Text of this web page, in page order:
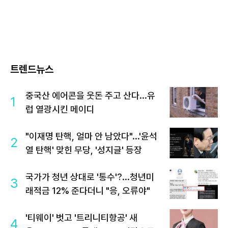
트렌드뉴스
1
중국산 에어콘을 웃돈 주고 산다...유
럽 열광시킨 메이디
2
"이재명 탄핵, 얼마 안 남았다"...'윤석
열 탄핵' 맞힌 무당, '성지글' 등장
3
국가가 청년 상대로 '통수'?...청년미
래적금 12% 준다더니 "응, 오류야"
4
'티웨이' 벗고 '트리니티항공' 새